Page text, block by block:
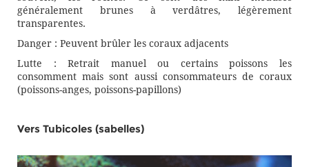
généralement brunes à verdâtres, légèrement
transparentes.
Danger : Peuvent brûler les coraux adjacents
Lutte : Retrait manuel ou certains poissons les
consomment mais sont aussi consommateurs de coraux
(poissons-anges, poissons-papillons)
Vers Tubicoles (sabelles)